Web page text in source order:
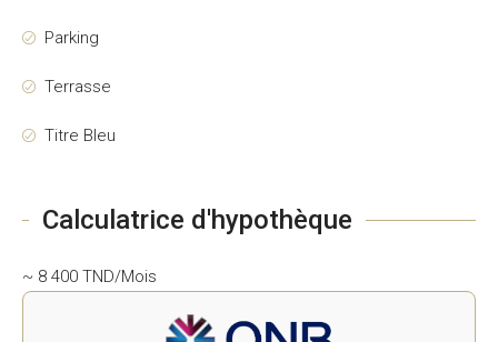
Parking
Terrasse
Titre Bleu
Calculatrice d'hypothèque
~ 8 400 TND/Mois